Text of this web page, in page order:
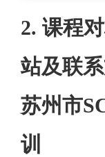
2. 课程
站及联
苏州市
训